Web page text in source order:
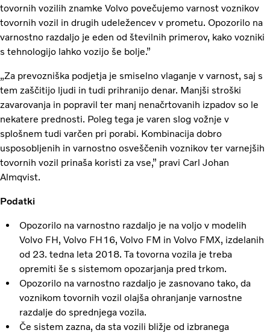
tovornih vozilih znamke Volvo povečujemo varnost voznikov
tovornih vozil in drugih udeležencev v prometu. Opozorilo na
varnostno razdaljo je eden od številnih primerov, kako vozniki
s tehnologijo lahko vozijo še bolje.”
„Za prevozniška podjetja je smiselno vlaganje v varnost, saj s
tem zaščitijo ljudi in tudi prihranijo denar. Manjši stroški
zavarovanja in popravil ter manj nenačrtovanih izpadov so le
nekatere prednosti. Poleg tega je varen slog vožnje v
splošnem tudi varčen pri porabi. Kombinacija dobro
usposobljenih in varnostno osveščenih voznikov ter varnejših
tovornih vozil prinaša koristi za vse,” pravi Carl Johan
Almqvist.
Podatki
Opozorilo na varnostno razdaljo je na voljo v modelih
Volvo FH, Volvo FH16, Volvo FM in Volvo FMX, izdelanih
od 23. tedna leta 2018. Ta tovorna vozila je treba
opremiti še s sistemom opozarjanja pred trkom.
Opozorilo na varnostno razdaljo je zasnovano tako, da
voznikom tovornih vozil olajša ohranjanje varnostne
razdalje do sprednjega vozila.
Če sistem zazna, da sta vozili bližje od izbranega